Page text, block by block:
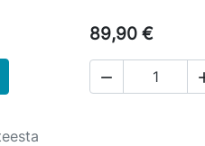
89,90 €
